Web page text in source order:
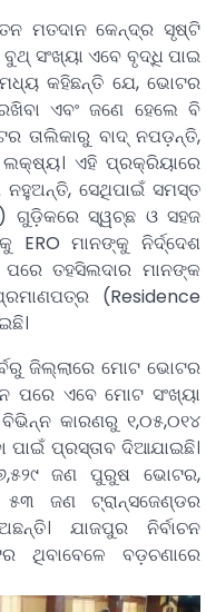
ମତଦାନ କେନ୍ଦ୍ର ସୃଷ୍ଟି
ସଂଖ୍ୟା ଏବେ ବୃଦ୍ଧି ପାଇ
କହିଛନ୍ତି ଯେ, ଭୋଟର
ଏବଂ ଜଣେ ହେଲେ ବି
ତାଲିକାରୁ ବାଦ୍ ନପଡ଼ନ୍ତି,
ଏହି ପ୍ରକ୍ରିୟାରେ
ସେଥିପାଇଁ ସମସ୍ତ
ଗୁଡ଼ିକରେ ସ୍ୱଚ୍ଛ ଓ ସହଜ
ମାନଙ୍କୁ ନିର୍ଦ୍ଦେଶ
ପରେ ତହସିଲଦାର ମାନଙ୍କ
(Residence
ଜିଲ୍ଲାରେ ମୋଟ ଭୋଟର
ପରେ ଏବେ ମୋଟ ସଂଖ୍ୟା
କାରଣରୁ ୧,୦୫,୦୧୪
ପାଇଁ ପ୍ରସ୍ତାବ ଦିଆଯାଇଛି।
ଜଣ ପୁରୁଷ ଭୋଟର,
ଜଣ ଟ୍ରାନ୍ସଜେଣ୍ଡର
ଯାଜପୁର ନିର୍ବାଚନ
ଥିବାବେଳେ ବଡ଼ଚଣାରେ